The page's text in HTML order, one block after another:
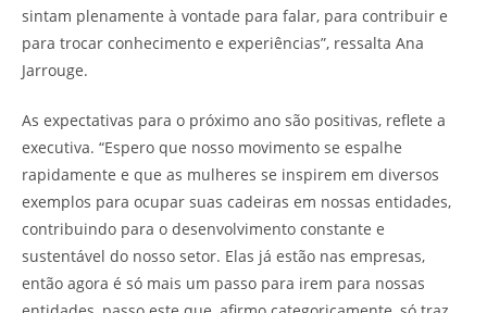
sintam plenamente à vontade para falar, para contribuir e
para trocar conhecimento e experiências”, ressalta Ana
Jarrouge.
As expectativas para o próximo ano são positivas, reflete a
executiva. “Espero que nosso movimento se espalhe
rapidamente e que as mulheres se inspirem em diversos
exemplos para ocupar suas cadeiras em nossas entidades,
contribuindo para o desenvolvimento constante e
sustentável do nosso setor. Elas já estão nas empresas,
então agora é só mais um passo para irem para nossas